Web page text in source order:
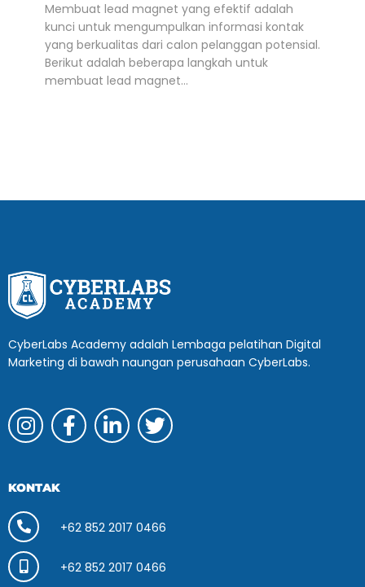
Membuat lead magnet yang efektif adalah
kunci untuk mengumpulkan informasi kontak
yang berkualitas dari calon pelanggan potensial.
Berikut adalah beberapa langkah untuk
membuat lead magnet…
CyberLabs Academy adalah Lembaga pelatihan Digital
Marketing di bawah naungan perusahaan CyberLabs.
KONTAK
+62 852 2017 0466
+62 852 2017 0466